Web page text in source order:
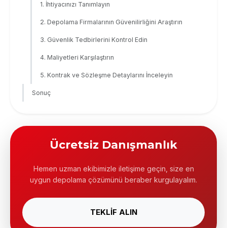
1. İhtiyacınızı Tanımlayın
2. Depolama Firmalarının Güvenilirliğini Araştırın
3. Güvenlik Tedbirlerini Kontrol Edin
4. Maliyetleri Karşılaştırın
5. Kontrak ve Sözleşme Detaylarını İnceleyin
Sonuç
Ücretsiz Danışmanlık
Hemen uzman ekibimizle iletişime geçin, size en
uygun depolama çözümünü beraber kurgulayalım.
TEKLİF ALIN